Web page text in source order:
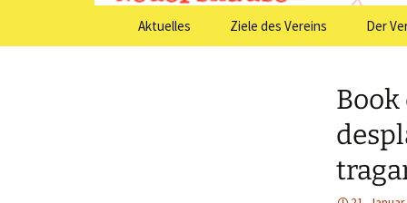
Aktuelles Ziele des Vereins Der
Book